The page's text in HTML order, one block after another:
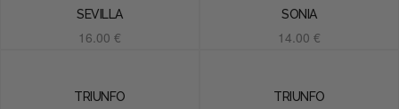
SEVILLA
16.00 €
SONIA
14.00 €
TRIUNFO TRIUNFO